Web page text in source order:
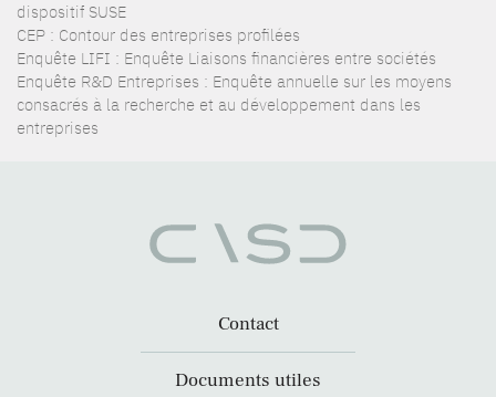
dispositif SUSE
CEP : Contour des entreprises profilées
Enquête LIFI : Enquête Liaisons financières entre sociétés
Enquête R&D Entreprises : Enquête annuelle sur les moyens
consacrés à la recherche et au développement dans les
entreprises
Contact
Documents utiles